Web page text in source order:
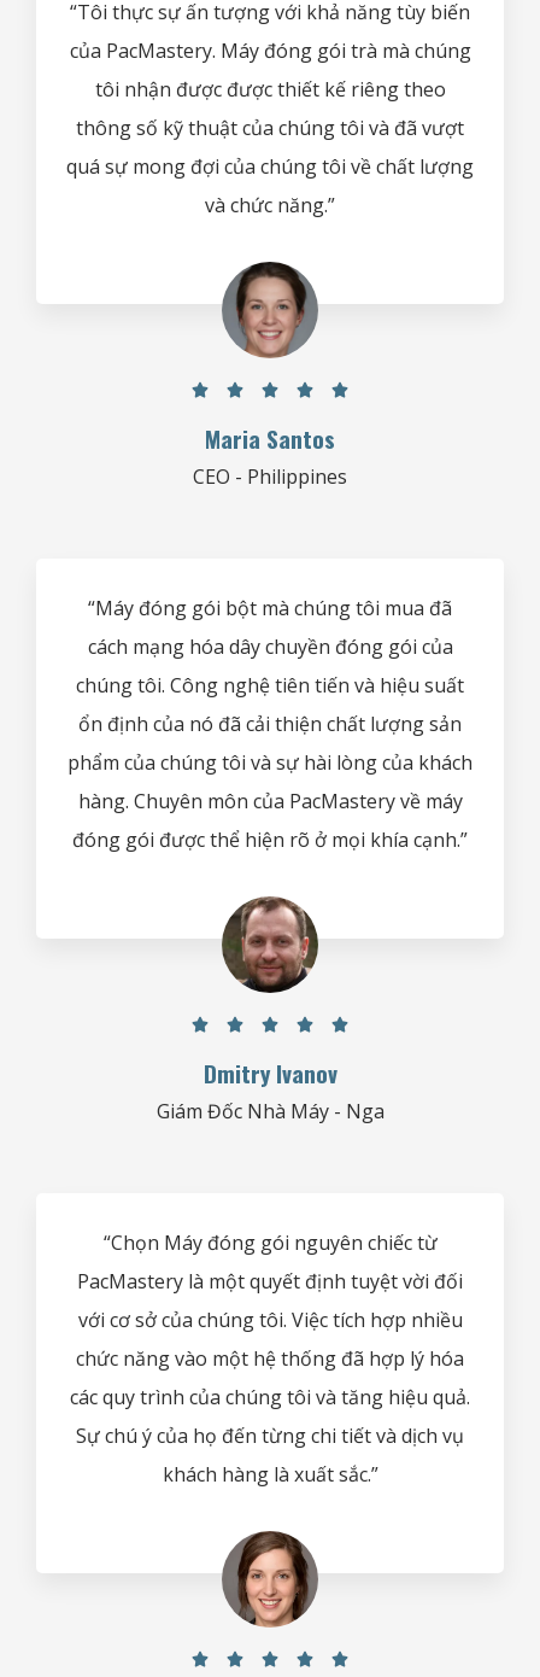
“Tôi thực sự ấn tượng với khả năng tùy biến
của PacMastery. Máy đóng gói trà mà chúng
tôi nhận được được thiết kế riêng theo
thông số kỹ thuật của chúng tôi và đã vượt
quá sự mong đợi của chúng tôi về chất lượng
và chức năng.”
    
Maria Santos
CEO - Philippines
“Máy đóng gói bột mà chúng tôi mua đã
cách mạng hóa dây chuyền đóng gói của
chúng tôi. Công nghệ tiên tiến và hiệu suất
ổn định của nó đã cải thiện chất lượng sản
phẩm của chúng tôi và sự hài lòng của khách
hàng. Chuyên môn của PacMastery về máy
đóng gói được thể hiện rõ ở mọi khía cạnh.”
    
Dmitry Ivanov
Giám Đốc Nhà Máy - Nga
“Chọn Máy đóng gói nguyên chiếc từ
PacMastery là một quyết định tuyệt vời đối
với cơ sở của chúng tôi. Việc tích hợp nhiều
chức năng vào một hệ thống đã hợp lý hóa
các quy trình của chúng tôi và tăng hiệu quả.
Sự chú ý của họ đến từng chi tiết và dịch vụ
khách hàng là xuất sắc.”
    